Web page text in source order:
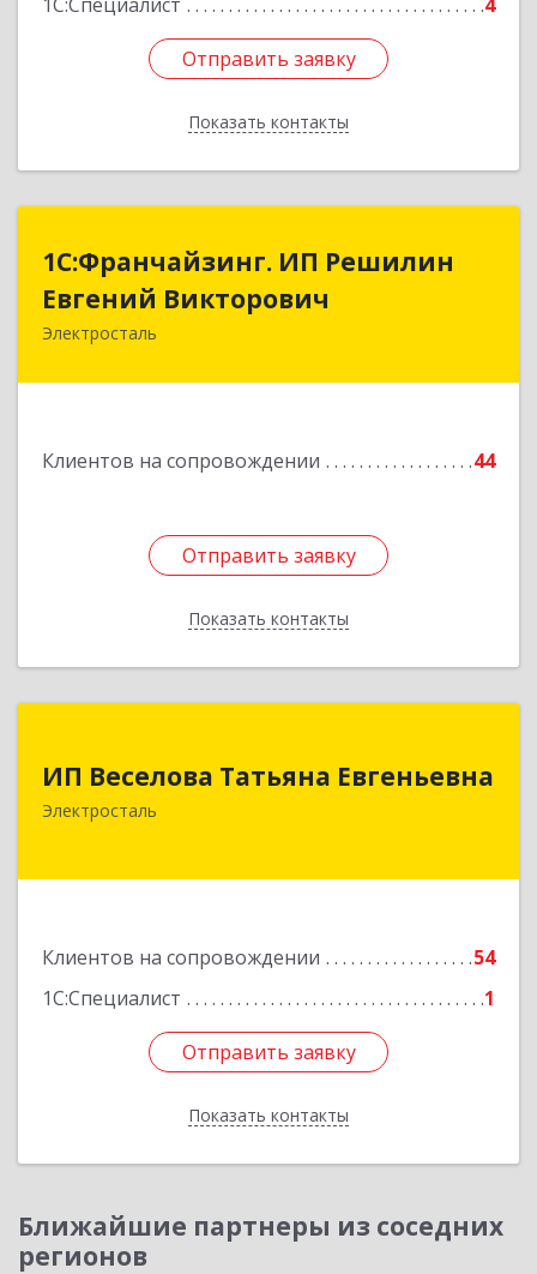
Отправить заявку
Показать контакты
Отправить заявку
Назад
1С:Франчайзинг. ИП Решилин
Евгений Викторович
Электросталь
Клиентов на сопровождении 44
Отправить заявку
Показать контакты
1С:Франчайзинг. ИП Решилин
Евгений Викторович
144006, Московская обл, Электросталь г,
Отправить заявку
Назад
ИП Веселова Татьяна Евгеньевна
Электросталь
Клиентов на сопровождении
54
1С:Специалист
1
Отправить заявку
Показать контакты
Подробнее
Отправить заявку
Назад
Ближайшие партнеры из соседних
регионов